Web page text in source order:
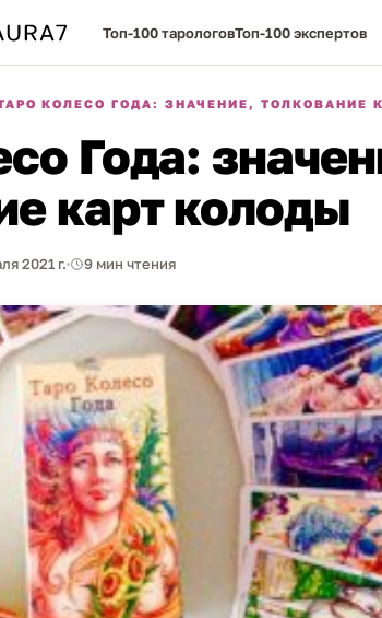
Топ-100 тарологовТоп-100 экспертов
КОЛЕСО ГОДА: ЗНАЧЕНИЕ, ТОЛКОВАНИЕ
Года:
карт колоды
2021 г. 9 мин чтения